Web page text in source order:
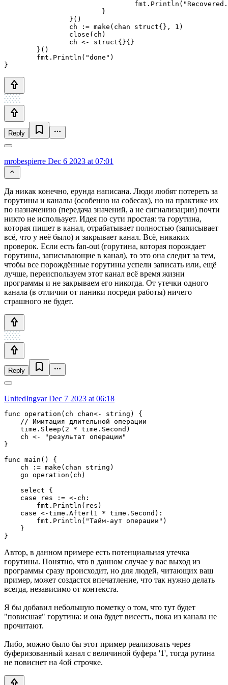
}
Reply
mrobespierre Dec 6 2023 at 07:01
Да никак конечно, ерунда написана. Люди любят потереть за
горутины и каналы (особенно на собесах), но на практике их
по назначению (передача значений, а не сигнализации) почти
никто не использует. Идея по сути простая: та горутина,
которая пишет в канал, отрабатывает полностью (записывает
всё, что у неё было) и закрывает канал. Всё, никаких
проверок. Если есть fan-out (горутина, которая порождает
горутины, записывающие в канал), то это она следит за тем,
чтобы все порождённые горутины успели записать или, ещё
лучше, переиспользуем этот канал всё время жизни
программы и не закрываем его никогда. От утечки одного
канала (в отличии от паники посреди работы) ничего
страшного не будет.
Reply
UnitedIngvarDec 7 2023 at 06:18
func operation(ch chan<- string) {
    // Имитация длительной операции
    time.Sleep(2 * time.Second)
    ch <- "результат операции"
}
func main() {
    ch := make(chan string)
    go operation(ch)
    select {
    case res := <-ch:
        fmt.Println(res)
    case <-time.After(1 * time.Second):
        fmt.Println("Тайм-аут операции")
    }
}
Автор, в данном примере есть потенциальная утечка
горутины. Понятно, что в данном случае у вас выход из
программы сразу происходит, но для людей, читающих ваш
пример, может создастся впечатление, что так нужно делать
всегда, независимо от контекста.
Я бы добавил небольшую пометку о том, что тут будет
"повисшая" горутина: и она будет висесть, пока из канала не
прочитают.
Либо, можно было бы этот пример реализовать через
буферизованный канал с величиной буфера '1', тогда рутина
не повиснет на 4ой строчке.